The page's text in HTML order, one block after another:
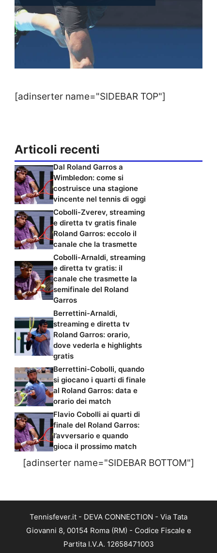
[adinserter name="SIDEBAR TOP"]
Articoli recenti
Dal Roland Garros a
Wimbledon: come si
costruisce una stagione
vincente nel tennis di oggi
Cobolli-Zverev, streaming
e diretta tv gratis finale
Roland Garros: eccolo il
canale che la trasmette
Cobolli-Arnaldi, streaming
e diretta tv gratis: il
canale che trasmette la
semifinale del Roland
Garros
Berrettini-Arnaldi,
streaming e diretta tv
Roland Garros: orario,
dove vederla e highlights
gratis
Berrettini-Cobolli, quando
si giocano i quarti di finale
al Roland Garros: data e
orario dei match
Flavio Cobolli ai quarti di
finale del Roland Garros:
l’avversario e quando
gioca il prossimo match
[adinserter name="SIDEBAR BOTTOM"]
Tennisfever.it - DEVA CONNECTION - Via Tata
Giovanni 8, 00154 Roma (RM) - Codice Fiscale e
Partita I.V.A. 12658471003